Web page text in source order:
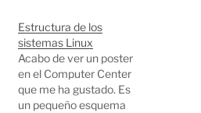
Estructura de los
sistemas Linux
Acabo de ver un poster
en el Computer Center
que me ha gustado. Es
un pequeño esquema